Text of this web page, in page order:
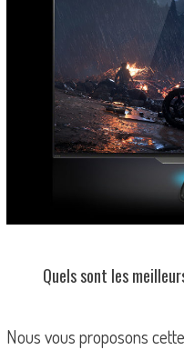
Quels sont les
Nous vous proposons